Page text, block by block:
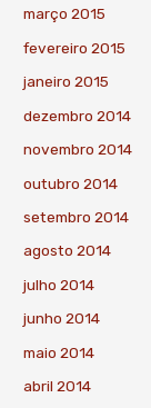
março 2015
fevereiro 2015
janeiro 2015
dezembro 2014
novembro 2014
outubro 2014
setembro 2014
agosto 2014
julho 2014
junho 2014
maio 2014
abril 2014